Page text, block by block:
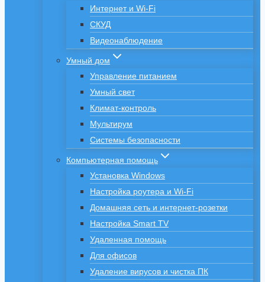
Интернет и Wi-Fi
СКУД
Видеонаблюдение
Умный дом
Управление питанием
Умный свет
Климат-контроль
Мультирум
Системы безопасности
Компьютерная помощь
Установка Windows
Настройка роутера и Wi-Fi
Домашняя сеть и интернет-розетки
Настройка Smart TV
Удаленная помощь
Для офисов
Удаление вирусов и чистка ПК